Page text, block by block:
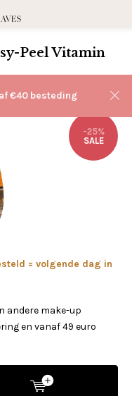
€40 besteding
Peel Vitamin
-25%
SALE
= volgende dag in
andere make-up
en vanaf 49 euro